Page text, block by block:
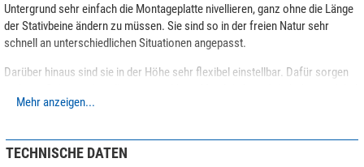
Untergrund sehr einfach die Montageplatte nivellieren, ganz ohne die Länge
der Stativbeine ändern zu müssen. Sie sind so in der freien Natur sehr
schnell an unterschiedlichen Situationen angepasst.
Darüber hinaus sind sie in der Höhe sehr flexibel einstellbar. Dafür sorgen
einstellbarer Spreizwinkel
Die Beinauszüge sind mit S
Mehr anzeigen...
TECHNISCHE DATEN